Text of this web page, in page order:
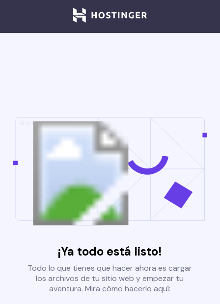
¡Ya todo está listo!
Todo lo que tienes que hacer ahora es cargar
los archivos de tu sitio web y empezar tu
aventura. Mira cómo hacerlo aquí: